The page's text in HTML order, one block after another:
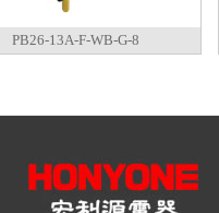
PB26-13A-F-WB-G-8